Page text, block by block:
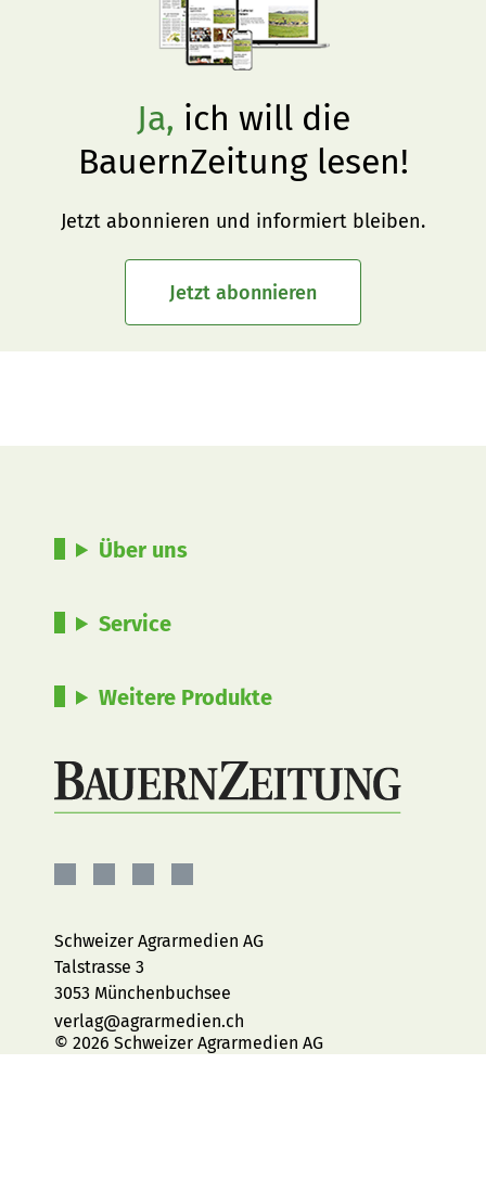
Ja, ich will die
BauernZeitung lesen!
Jetzt abonnieren und informiert bleiben.
Jetzt abonnieren
Über uns
Service
Weitere Produkte
Facebook
Instagram
YouTubeLinkedIn
Schweizer Agrarmedien AG
Talstrasse 3
3053 Münchenbuchsee
verlag@agrarmedien.ch
© 2026 Schweizer Agrarmedien AG